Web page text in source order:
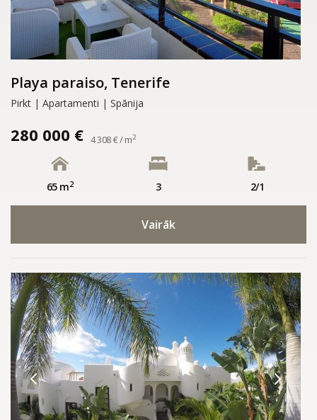
Playa paraiso, Tenerife
Pirkt | Apartamenti | Spānija
280 000 € 4 308 € / m2
65 m2 3 2/1
Vairāk